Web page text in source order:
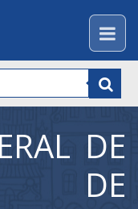
DE
DE